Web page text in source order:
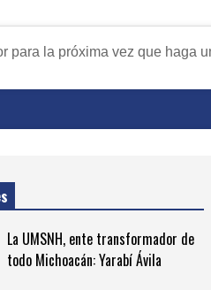
para la próxima vez que haga
La UMSNH, ente transformador de
todo Michoacán: Yarabí Ávila